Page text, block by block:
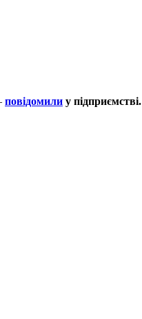
повідомили у підприємстві.